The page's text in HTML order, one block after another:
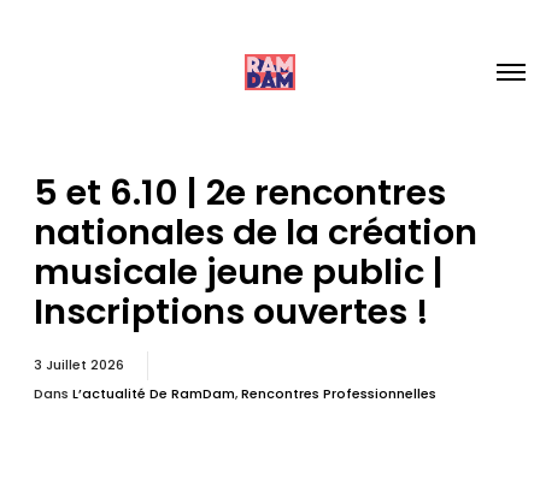
5 et 6.10 | 2e rencontres
nationales de la création
musicale jeune public |
Inscriptions ouvertes !
3 Juillet 2026
Dans L’actualité De RamDam,Rencontres Professionnelles